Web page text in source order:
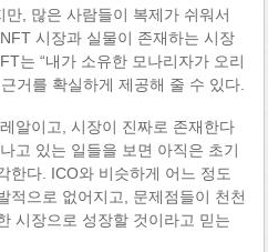
, 많은 사람들이 복제가 쉬워서
시장과 실물이 존재하는 시장
는 “내가 소유한 모나리자가 오리
거를 확실하게 제공해 줄 수 있다.
알이고, 시장이 진짜로 존재한다
고 있는 일들을 보면 아직은 초기
한다. ICO와 비슷하게 어느 정도
적으로 없어지고, 문제점들이 천천
시장으로 성장할 것이라고 믿는